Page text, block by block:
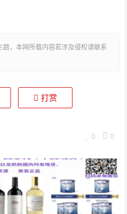
，本网所载内容若涉及侵权请联系
打赏
0 0